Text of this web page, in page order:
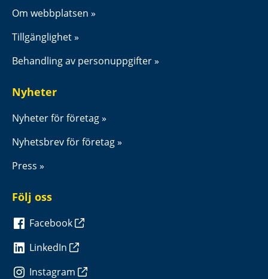
Om webbplatsen
Tillgänglighet
Behandling av personuppgifter
Nyheter
Nyheter för företag
Nyhetsbrev för företag
Press
Följ oss
Facebook
LinkedIn
Instagram